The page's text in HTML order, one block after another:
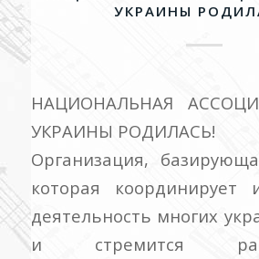
УКРАИНЫ
НАЦИОНАЛЬНАЯ
УКРАИНЫ РОДИЛАСЬ!
Организация,
которая координирует
деятельность многих
и стремится